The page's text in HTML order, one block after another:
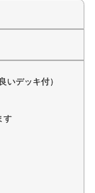
デッキ付）
す